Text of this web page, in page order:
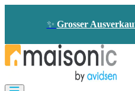
✨ Grosser